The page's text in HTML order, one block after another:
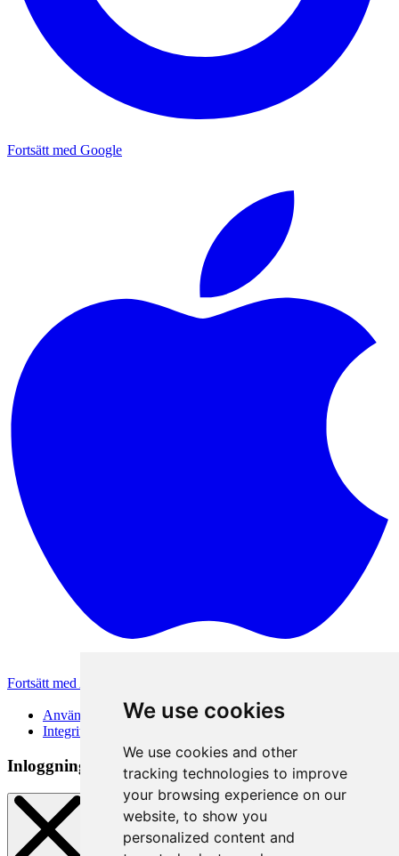
We use cookies
We use cookies and other
tracking technologies to improve
your browsing experience on our
website, to show you
personalized content and
Fortsätt med Google
Fortsätt med Apple
Användarvillkor
Integritetspolicy
Inloggningsmetod